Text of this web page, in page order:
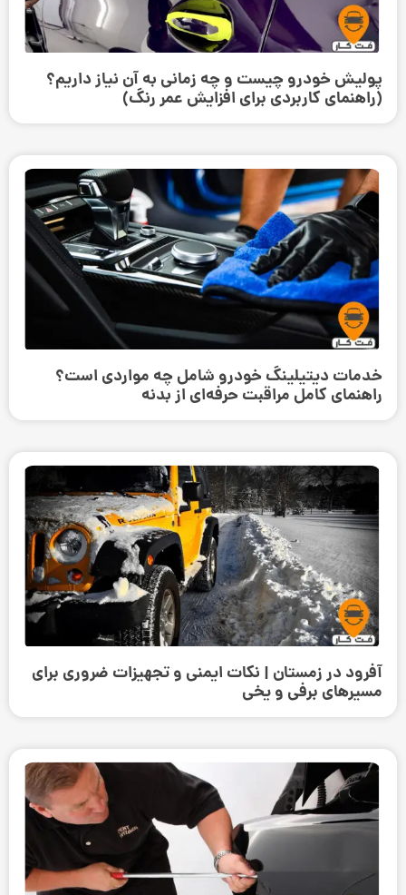
پولیش خودرو چیست و چه زمانی به آن نیاز داریم؟
(راهنمای کاربردی برای افزایش عمر رنگ)
خدمات دیتیلینگ خودرو شامل چه مواردی است؟
راهنمای کامل مراقبت حرفه‌ای از بدنه
آفرود در زمستان | نکات ایمنی و تجهیزات ضروری برای
مسیرهای برفی و یخی